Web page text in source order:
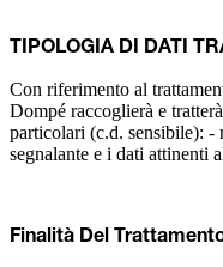
TIPOLOGIA DI DATI
Con riferimento al
Dompé raccoglierà e
particolari (c.d. sensibile): -
segnalante e i dati attinenti
Finalità Del